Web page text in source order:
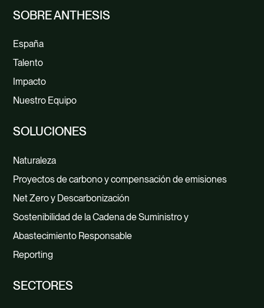
SOBRE ANTHESIS
España
Talento
Impacto
Nuestro Equipo
SOLUCIONES
Naturaleza
Proyectos de carbono y compensación de emisiones
Net Zero y Descarbonización
Sostenibilidad de la Cadena de Suministro y
Abastecimiento Responsable
Reporting
SECTORES